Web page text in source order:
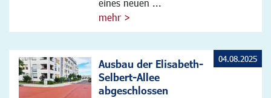
eines neuen ...
mehr >
Ausbau der Elisabeth-
Selbert-Allee
abgeschlossen
04.08.2025